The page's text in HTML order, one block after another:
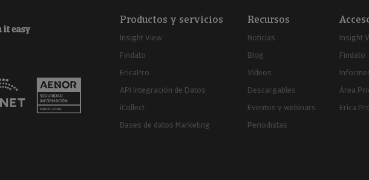
Productos y servicios
Insight View
Findato
EricaPro
API Integración de Datos
iCollect
Bases de datos Marketing
Recursos
Noticias
Blog
Vídeos
Descargables
Eventos y webinars
Periodistas
Insight
Findato
Área
Erica